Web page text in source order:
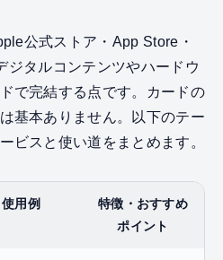
公式ストア・App Store・
ジタルコンテンツやハードウ
で完結する点です。カードの
基本ありません。以下のテー
ビスと使い道をまとめます。
使用例
特徴・おすすめ
ポイント